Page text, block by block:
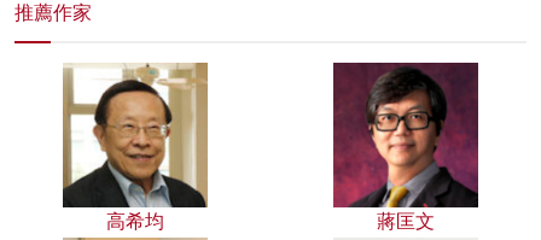
推薦作家
高希均 蔣匡文